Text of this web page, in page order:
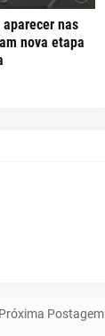
aparecer nas
nova etapa
Próxima Postagem